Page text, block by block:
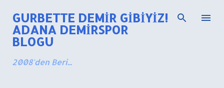
Ana içeriğe atla
GURBETTE DEMIR GIBIYIZ!
ADANA DEMIRSPOR
BLOGU
2008'den Beri...